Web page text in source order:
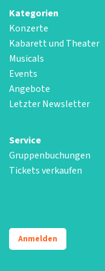
Kategorien
Konzerte
Kabarett und Theater
Musicals
Events
Angebote
Letzter Newsletter
Service
Gruppenbuchungen
Tickets verkaufen
Anmelden